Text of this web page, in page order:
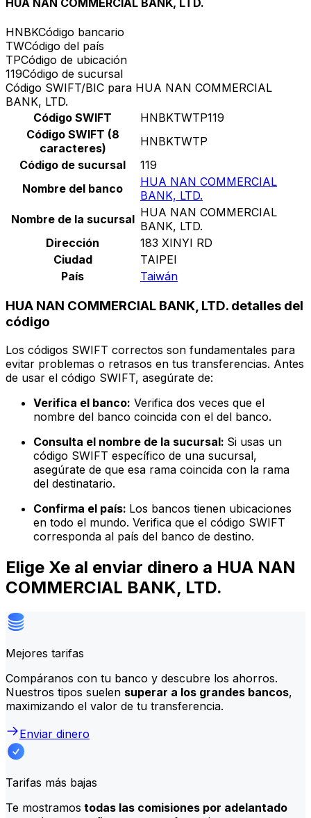
HUA NAN COMMERCIAL BANK, LTD.
HNBKCódigo bancario
TWCódigo del país
TPCódigo de ubicación
119Código de sucursal
Código SWIFT/BIC para HUA NAN COMMERCIAL
BANK, LTD.
Código SWIFT
HNBKTWTP119
Código SWIFT (8
caracteres)
HNBKTWTP
Código de sucursal
119
Nombre del banco
HUA NAN COMMERCIAL
BANK, LTD.
Nombre de la sucursal HUA NAN COMMERCIAL
BANK, LTD.
Dirección
183 XINYI RD
Ciudad
TAIPEI
País
Taiwán
HUA NAN COMMERCIAL BANK, LTD. detalles del
código
Los códigos SWIFT correctos son fundamentales para
evitar problemas o retrasos en tus transferencias. Antes
de usar el código SWIFT, asegúrate de:
Verifica el banco: Verifica dos veces que el
nombre del banco coincida con el del banco.
Consulta el nombre de la sucursal: Si usas un
código SWIFT específico de una sucursal,
asegúrate de que esa rama coincida con la rama
del destinatario.
Confirma el país: Los bancos tienen ubicaciones
en todo el mundo. Verifica que el código SWIFT
corresponda al país del banco de destino.
Elige Xe al enviar dinero a HUA NAN
COMMERCIAL BANK, LTD.
Mejores tarifas
Compáranos con tu banco y descubre los ahorros.
Nuestros tipos suelen superar a los grandes bancos,
maximizando el valor de tu transferencia.
Enviar dinero
Tarifas más bajas
Te mostramos todas las comisiones por adelantado